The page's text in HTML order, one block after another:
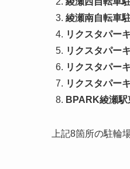
綾瀬南自転車
リクスタパー
リクスタパー
リクスタパー
リクスタパー
BPARK綾瀬駅
上記8箇所の駐輪